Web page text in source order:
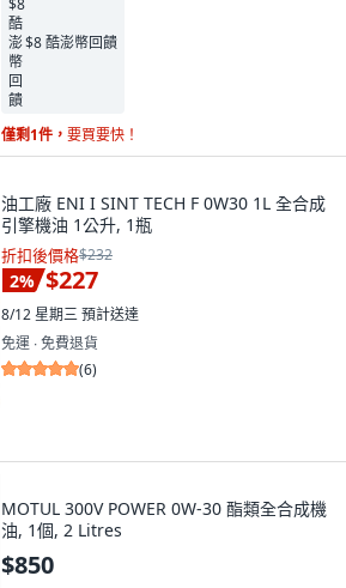
$8 酷澎幣回饋
僅剩1件， 要買要快！
油工廠 ENI I SINT TECH F 0W30 1L 全合成
引擎機油 1公升, 1瓶
折扣後價格$232
2% $227
8/12 星期三預計送達
免運 ∙ 免費退貨
(6)
MOTUL 300V POWER 0W-30 酯類全合成機
油, 1個, 2 Litres
$850